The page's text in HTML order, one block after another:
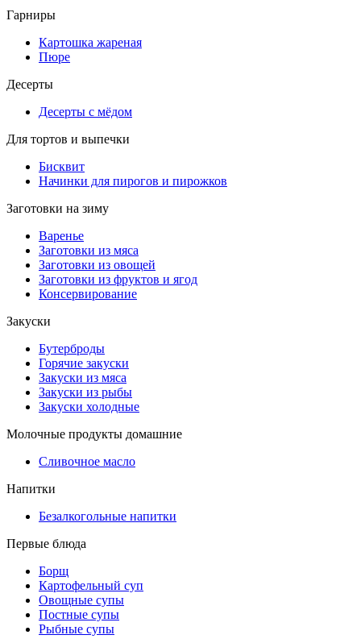
Гарниры
Картошка жареная
Пюре
Десерты
Десерты с мёдом
Для тортов и выпечки
Бисквит
Начинки для пирогов и пирожков
Заготовки на зиму
Варенье
Заготовки из мяса
Заготовки из овощей
Заготовки из фруктов и ягод
Консервирование
Закуски
Бутерброды
Горячие закуски
Закуски из мяса
Закуски из рыбы
Закуски холодные
Молочные продукты домашние
Сливочное масло
Напитки
Безалкогольные напитки
Первые блюда
Борщ
Картофельный суп
Овощные супы
Постные супы
Рыбные супы